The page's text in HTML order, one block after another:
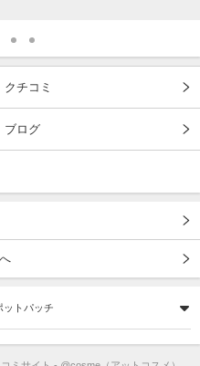
クチコミ
ブログ
ットパッチ